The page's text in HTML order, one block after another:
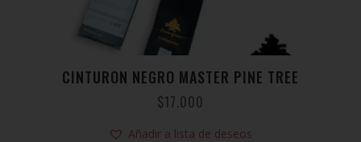
CINTURON NEGRO MASTER PINE TREE
$17.000
Añadir a lista de deseos